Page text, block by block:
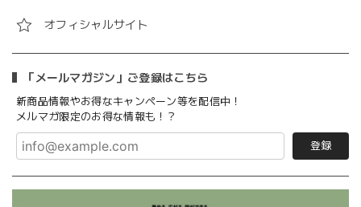
オフィシャルサイト
「メールマガジン」ご登録はこちら
新商品情報やお得なキャンペーン等を配信中！
メルマガ限定のお得な情報も！？
登録